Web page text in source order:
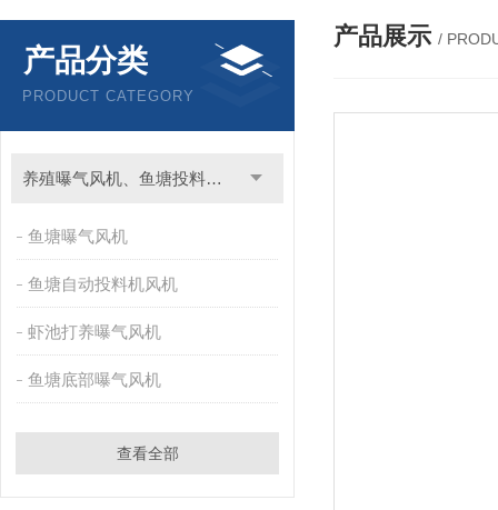
产品分类
PRODUCT CATEGORY
养殖曝气风机、鱼塘投料用风机
鱼塘曝气风机
鱼塘自动投料机风机
虾池打养曝气风机
鱼塘底部曝气风机
查看全部
产品展示 /